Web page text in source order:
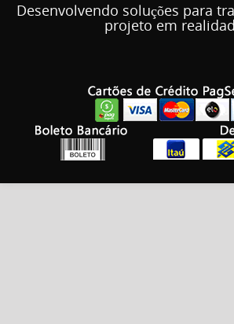
Desenvolvendo soluções para
projeto em